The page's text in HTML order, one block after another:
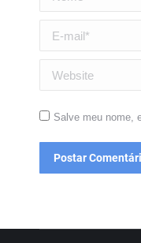
E-mail *
Website
Salve meu nome,
Postar